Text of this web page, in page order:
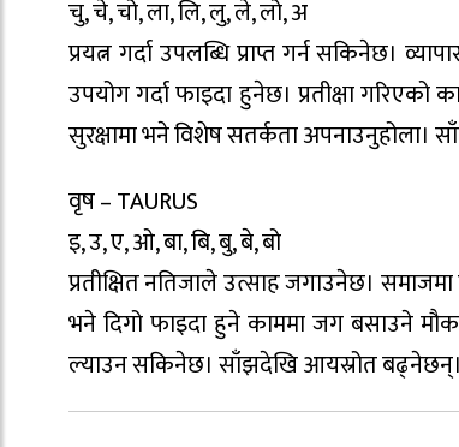
चु, चे, चो, ला, लि, लु, ले, लो, अ
प्रयत्न गर्दा उपलब्धि प्राप्त गर्न सकिनेछ।
उपयोग गर्दा फाइदा हुनेछ। प्रतीक्षा
सुरक्षामा भने विशेष सतर्कता अपनाउनुहोला।
वृष – TAURUS
इ, उ, ए, ओ, बा, बि, बु, बे, बो
प्रतीक्षित नतिजाले उत्साह जगाउनेछ।
भने दिगो फाइदा हुने काममा जग बसाउने
ल्याउन सकिनेछ। साँझदेखि आयस्रोत बढ्नेछन्।